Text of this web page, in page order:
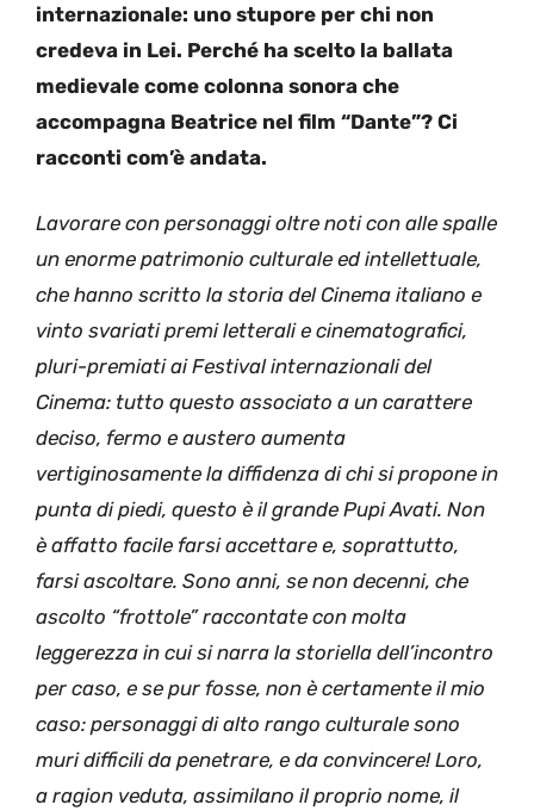
internazionale: uno stupore per chi non
credeva in Lei. Perché ha scelto la ballata
medievale come colonna sonora che
accompagna Beatrice nel film “Dante”? Ci
racconti com’è andata.
Lavorare con personaggi oltre noti con alle spalle
un enorme patrimonio culturale ed intellettuale,
che hanno scritto la storia del Cinema italiano e
vinto svariati premi letterali e cinematografici,
pluri-premiati ai Festival internazionali del
Cinema: tutto questo associato a un carattere
deciso, fermo e austero aumenta
vertiginosamente la diffidenza di chi si propone in
punta di piedi, questo è il grande Pupi Avati. Non
è affatto facile farsi accettare e, soprattutto,
farsi ascoltare. Sono anni, se non decenni, che
ascolto “frottole” raccontate con molta
leggerezza in cui si narra la storiella dell’incontro
per caso, e se pur fosse, non è certamente il mio
caso: personaggi di alto rango culturale sono
muri difficili da penetrare, e da convincere! Loro,
a ragion veduta, assimilano il proprio nome, il